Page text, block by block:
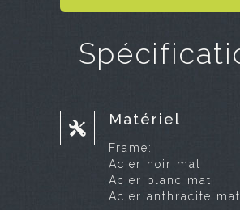
Matériel
Frame:
Acier noir mat
Acier blanc mat
Acier anthracite mat